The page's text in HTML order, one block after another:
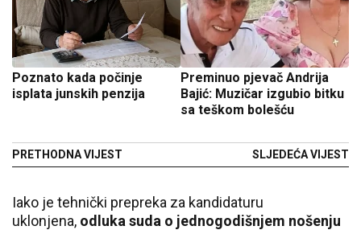
Poznato kada počinje
isplata junskih penzija
PRETHODNA VIJEST
Preminuo pjevač Andrija
Bajić: Muzičar izgubio bitku
sa teškom bolešću
SLJEDEĆA VIJEST
Iako je tehnički prepreka za kandidaturu
uklonjena, odluka suda o jednogodišnjem nošenju